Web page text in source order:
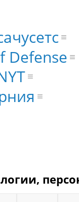
Defense